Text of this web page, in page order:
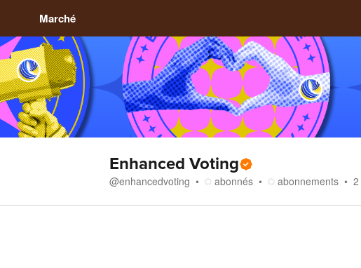
Marché
Enhanced Voting
@enhancedvoting abonnés abonnements 2